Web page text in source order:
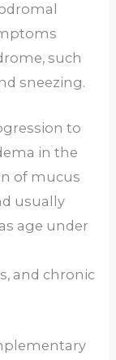
such
sneezing.
to
in the
of mucus
usually
age under
and chronic